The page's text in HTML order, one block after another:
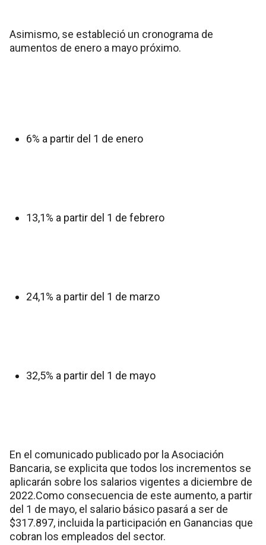
Asimismo, se estableció un cronograma de
aumentos de enero a mayo próximo.
6% a partir del 1 de enero
13,1% a partir del 1 de febrero
24,1% a partir del 1 de marzo
32,5% a partir del 1 de mayo
En el comunicado publicado por la Asociación
Bancaria, se explicita que todos los incrementos se
aplicarán sobre los salarios vigentes a diciembre de
2022.Como consecuencia de este aumento, a partir
del 1 de mayo, el salario básico pasará a ser de
$317.897, incluida la participación en Ganancias que
cobran los empleados del sector.